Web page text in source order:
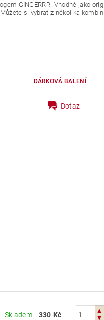
GINGERRR. Vhodné jako
si vybrat z několika
DÁRKOVÁ BALENÍ
Dotaz
Skladem 330 Kč